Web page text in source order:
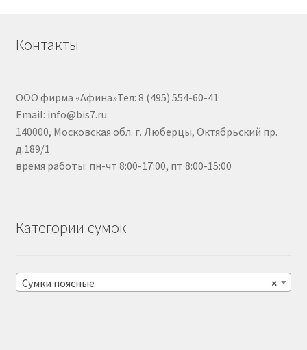
Контакты
ООО фирма «Афина»Тел: 8 (495) 554-60-41
Email: info@bis7.ru
140000, Московская обл. г. Люберцы, Октябрьский пр.
д.189/1
время работы: пн-чт 8:00-17:00, пт 8:00-15:00
Категории сумок
×
Сумки поясные